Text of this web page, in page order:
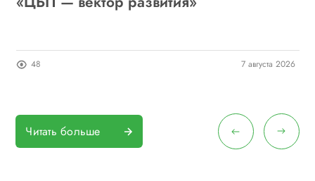
48 7 августа 2026
Читать больше